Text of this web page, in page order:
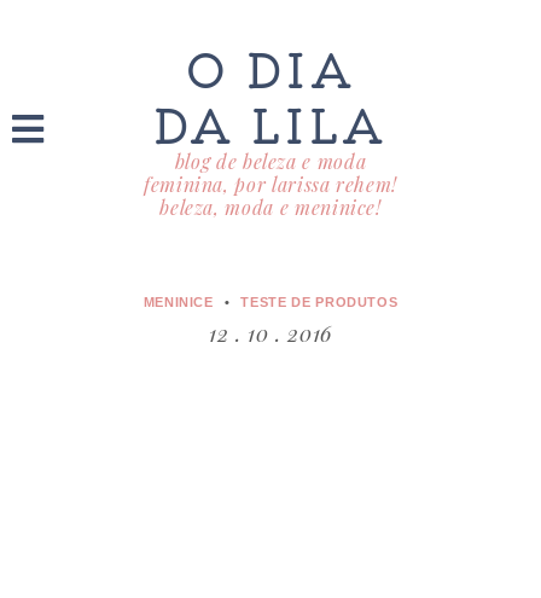
O DIA
DA LILA
blog de beleza e moda
feminina, por larissa rehem!
beleza, moda e meninice!
MENINICE TESTE DE PRODUTOS
12 . 10 . 2016